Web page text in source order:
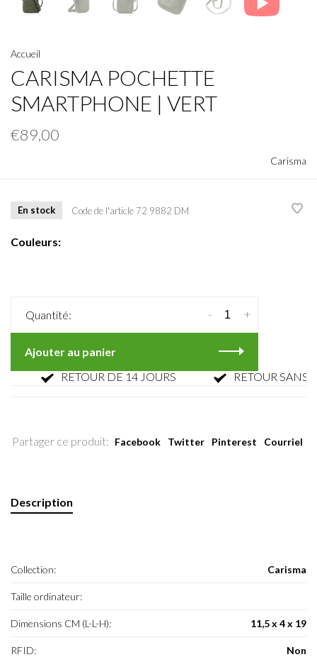
Accueil
CARISMA POCHETTE
SMARTPHONE | VERT
€89,00
Carisma
En stock Code de l'article 72 9882 DM
Couleurs:
Quantité: +
-
Ajouter au panier
RETOUR DE 14 JOURS
RETOUR SANS
Partager ce produit: Facebook Twitter Pinterest Courriel
Description
Collection: Carisma
Taille ordinateur:
Dimensions CM (L-L-H): 11,5 x 4 x 19
RFID: Non